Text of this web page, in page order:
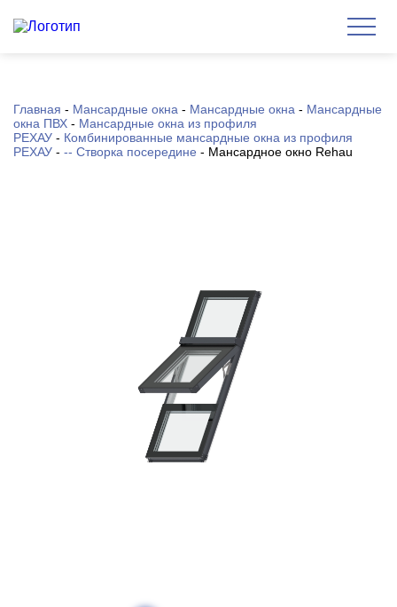
Главная - Мансардные окна - Мансардные окна - Мансардные
окна ПВХ - Мансардные окна из профиля
РЕХАУ - Комбинированные мансардные окна из профиля
РЕХАУ - -- Створка посередине - Мансардное окно Rehau